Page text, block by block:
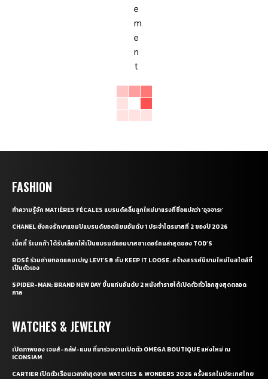
FASHION
ทำความรู้จัก MATIÈRES FÉCALES แบรนด์คลื่นลูกใหม่มาแรงที่ชื่อแปลว่า ‘อุจจาระ’
CHANEL ยังคงรักษาแชมป์แบรนด์ยอดนิยมอันดับ 1 ประจำไตรมาสที่ 2 ของปี 2026
เบ็คกี้ รีเบคก้า ได้รับเลือกให้เป็นแบรนด์แอมบาสซาเดอร์คนล่าสุดของ TOD’S
ROSÉ ร่วมถ่ายทอดแคมเปญ LEVI’S® กับ KEEP IT LOOSE. สร้างสรรค์นิยามใหม่ในสไตล์ที่
เป็นตัวเอง
SPIDER-MAN: BRAND NEW DAY ขึ้นแท่นอันดับ 2 หนังทำรายได้เปิดตัวทั่วโลกสูงสุดตลอด
กาล
WATCHES & JEWELRY
เปิดภาพของ เจมส์-กลัฟ-แบม ที่มาร่วมงานเปิดตัว OMEGA BOUTIQUE แห่งใหม่ ณ
ICONSIAM
CARTIER เปิดตัวเรือนเวลาล่าสุดจาก WATCHES & WONDERS 2026 ครั้งแรกในประเทศไทย